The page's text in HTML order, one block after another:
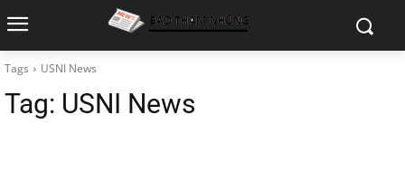
Tags USNI News
Tag: USNI News